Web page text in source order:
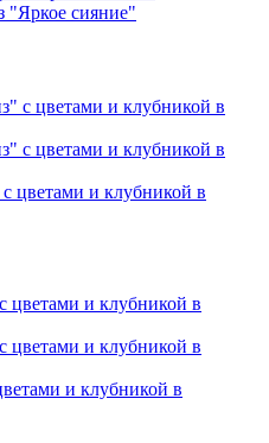
"Яркое сияние"
цветами и клубникой в
и клубникой в